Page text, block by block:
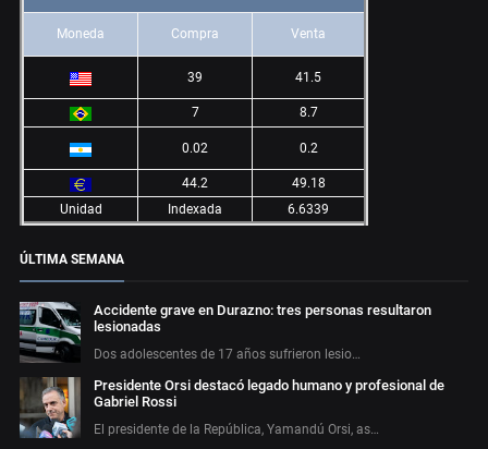
Moneda Compra Venta
39 41.5
7 8.7
0.02 0.2
44.2
49.18
Unidad
Indexada 6.6339
ÚLTIMA SEMANA
Accidente grave en Durazno: tres personas resultaron
lesionadas
Dos adolescentes de 17 años sufrieron lesio…
Presidente Orsi destacó legado humano y profesional de
Gabriel Rossi
El presidente de la República, Yamandú Orsi, as…